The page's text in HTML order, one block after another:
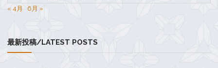
« 4月
6月 »
最新投稿/LATEST POSTS